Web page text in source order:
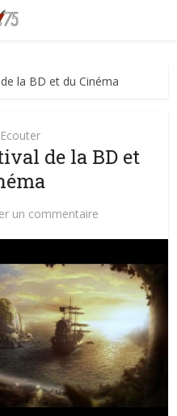
la BD et du Cinéma
de la BD et
un commentaire